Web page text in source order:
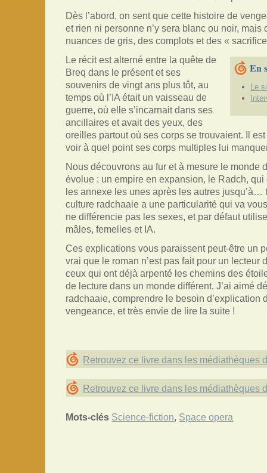
Dès l’abord, on sent que cette histoire de
et rien ni personne n’y sera blanc ou noir, mais
nuances de gris, des complots et des «
En
Le
Le récit est alterné entre la quête de
Breq dans le présent et ses
souvenirs de vingt ans plus tôt, au
temps où l’IA était un vaisseau de
guerre, où elle s’incarnait dans ses
ancillaires et avait des yeux, des
oreilles partout où ses corps se trouvaient. Il
voir à quel point ses corps multiples lui
Nous découvrons au fur et à mesure le monde
évolue : un empire en expansion, le Radch,
les annexe les unes après les autres jusqu’à…
culture radchaaie a une particularité qui va
ne différencie pas les sexes, et par défaut
mâles, femelles et IA.
Ces explications vous paraissent peut-être un
vrai que le roman n’est pas fait pour un lecteur
ceux qui ont déjà arpenté les chemins des
de lecture dans un monde différent. J’ai aimé
radchaaie, comprendre le besoin d’explication
vengeance, et très envie de lire la suite !
Retrouvez ce livre dans les médiathèques
Retrouvez ce livre dans les médiathèques
Mots-clés Science-fiction, Space opera